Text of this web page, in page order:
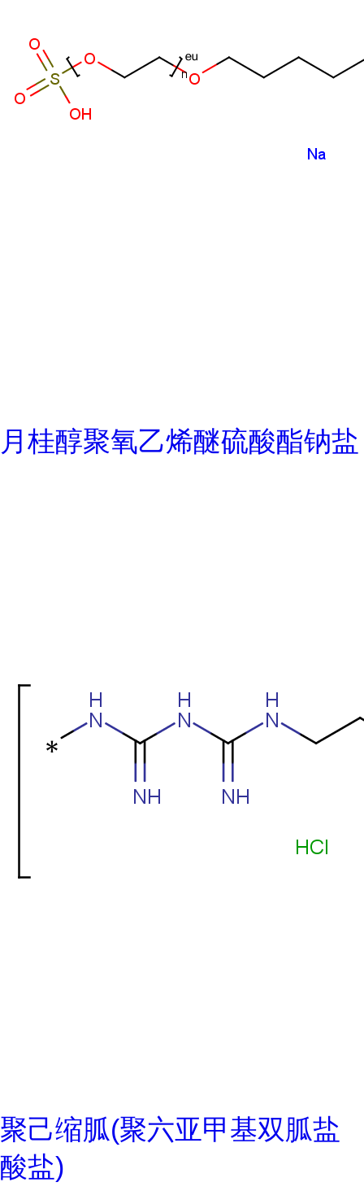
月桂醇聚氧乙烯醚硫酸酯钠盐
聚己缩胍(聚六亚甲基双胍盐
酸盐)